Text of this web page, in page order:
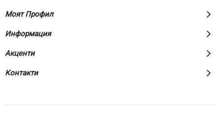
Моят Профил
Информация
Акценти
Контакти